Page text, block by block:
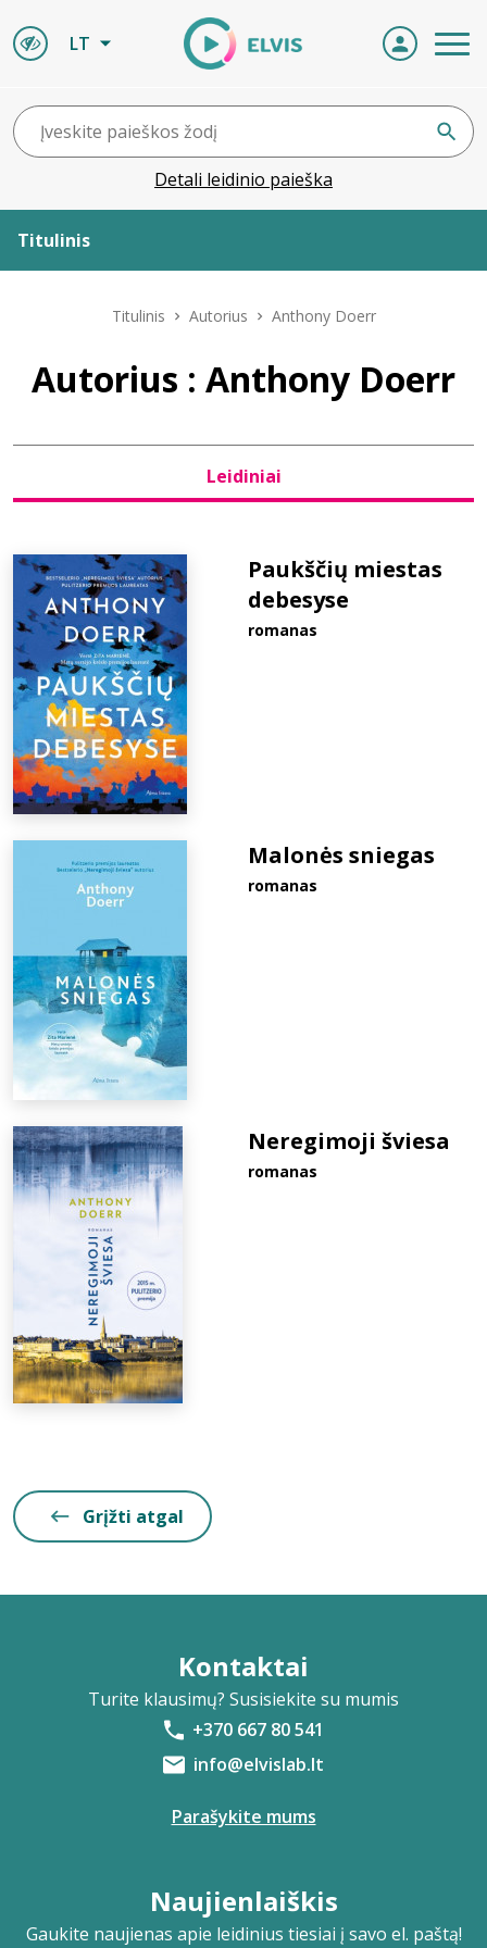
LT
Detali leidinio paieška
Titulinis
Leidiniai
D.U.K.
Titulinis Autorius Anthony Doerr
Autorius : Anthony Doerr
Leidiniai
Paukščių miestas
debesyse
romanas
Malonės sniegas
romanas
Neregimoji šviesa
romanas
Grįžti atgal
Kontaktai
Turite klausimų? Susisiekite su mumis
+370 667 80 541
info@elvislab.lt
Parašykite mums
Naujienlaiškis
Gaukite naujienas apie leidinius tiesiai į savo el. paštą!